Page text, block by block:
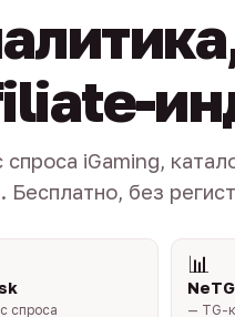
спроса iGaming,
Бесплатно, без
спроса
📊
— TG-